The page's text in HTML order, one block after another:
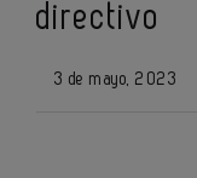
directivo
3 de mayo, 2023